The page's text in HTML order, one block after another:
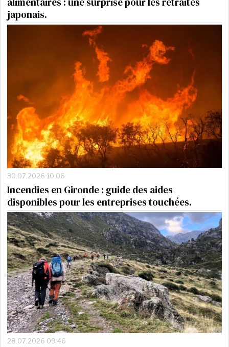
japonais.
30.07.2026 10:06
Incendies en Gironde : guide des aides
disponibles pour les entreprises touchées.
28.07.2026 09:46